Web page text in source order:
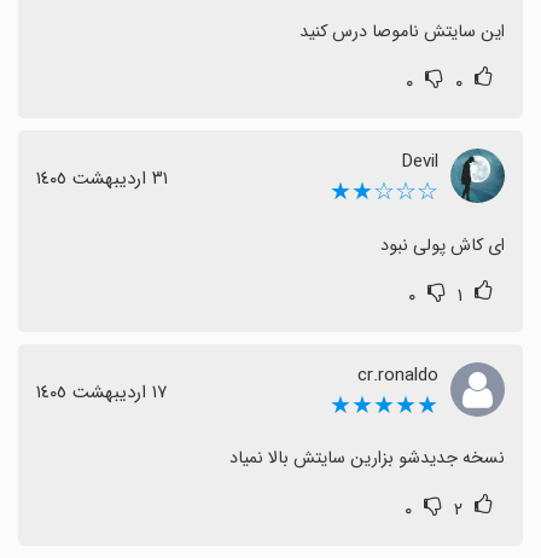
این سایتش ناموصا درس کنید
۰ ۰
Devil
☆☆☆★★ ٣١ اردیبهشت ١٤٠٥
ای کاش پولی نبود
۱ ۰
cr.ronaldo
★★★★★ ١٧ اردیبهشت ١٤٠٥
نسخه جدیدشو بزارین سایتش بالا نمیاد
۲ ۰